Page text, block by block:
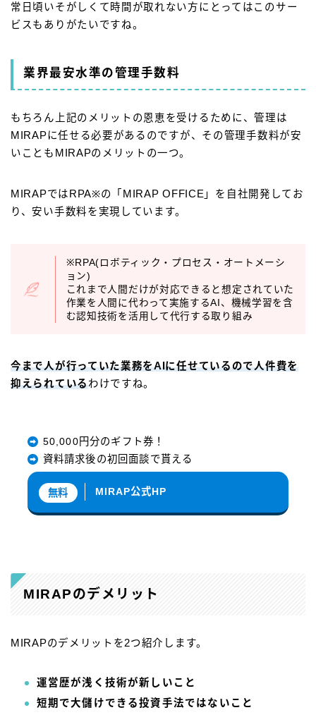
常日頃いそがしくて時間が取れない方にとってはこのサー
ビスもありがたいですね。
業界最安水準の管理手数料
もちろん上記のメリットの恩恵を受けるために、管理は
MIRAPに任せる必要があるのですが、その管理手数料が安
いこともMIRAPのメリットの一つ。
MIRAPではRPA※の「MIRAP OFFICE」を自社開発してお
り、安い手数料を実現しています。
※RPA(ロボティック・プロセス・オートメーシ
ョン)
これまで人間だけが対応できると想定されていた
作業を人間に代わって実施するAI、機械学習を含
む認知技術を活用して代行する取り組み
今まで人が行っていた業務をAIに任せているので人件費を
抑えられているわけですね。
50,000円分のギフト券！
資料請求後の初回面談で貰える
無料 MIRAP公式HP
MIRAPのデメリット
MIRAPのデメリットを2つ紹介します。
運営歴が浅く技術が新しいこと
短期で大儲けできる投資手法ではないこと